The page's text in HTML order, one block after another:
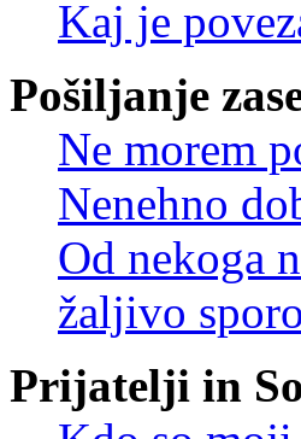
Kaj je
Pošiljanje
Ne morem
Nenehno
Od nekoga
žaljivo
Prijatelji in